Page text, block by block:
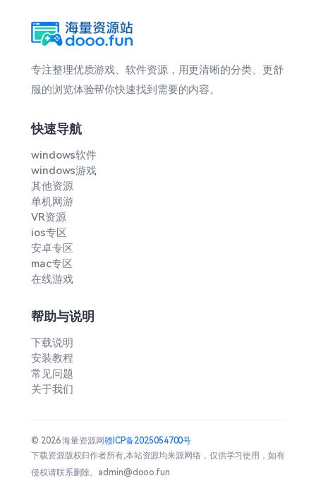
专注整理优质游戏、软件资源，用更清晰的分类、更舒
服的浏览体验帮你快速找到需要的内容。
快速导航
windows软件
windows游戏
其他资源
单机网游
VR资源
ios专区
安卓专区
mac专区
在线游戏
帮助与说明
下载说明
安装教程
常见问题
关于我们
© 2026 海量资源网赣ICP备2025054700号
下载资源版权归作者所有,本站资源均来源网络，仅供学习使用，如有
侵权请联系删除。admin@dooo.fun